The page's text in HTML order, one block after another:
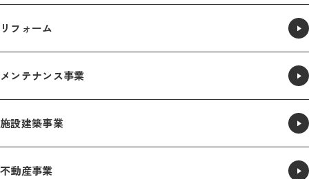
リフォーム
メンテナンス事業
施設建築事業
不動産事業